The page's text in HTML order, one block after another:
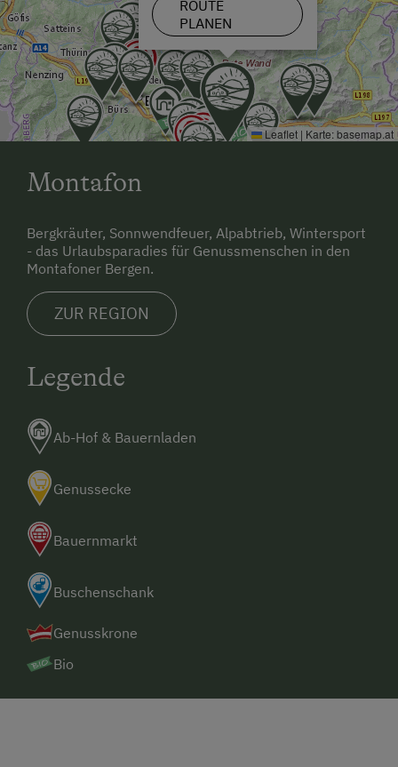
ROUTE
PLANEN
Leaflet | Karte:basemap.at
Montafon
Bergkräuter, Sonnwendfeuer, Alpabtrieb, Wintersport
- das Urlaubsparadies für Genussmenschen in den
Montafoner Bergen.
ZUR REGION
Legende
Ab-Hof & Bauernladen
Genussecke
Bauernmarkt
Buschenschank
Genusskrone
Bio